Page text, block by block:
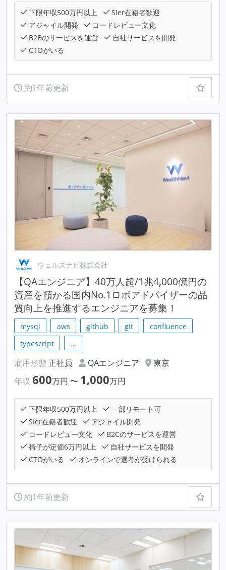
下限年収500万円以上
SIer在籍者歓迎
アジャイル開発
コードレビュー文化
B2Bのサービスを運営
自社サービスを開発
CTOがいる
約1年前更新
ウェルスナビ株式会社
【QAエンジニア】40万人超/1兆4,000億円の
資産を預かる国内No.1ロボアドバイザーの品
質向上を推進するエンジニアを募集！
mysql aws github git
confluence
typescript
…
雇用形態 正社員 QAエンジニア
東京
年収 600万円 〜 1,000万円
下限年収500万円以上
一部リモート可
SIer在籍者歓迎
アジャイル開発
コードレビュー文化
B2Cのサービスを運営
椅子が定価6万円以上
自社サービスを開発
CTOがいる
オンラインで選考が受けられる
約1年前更新